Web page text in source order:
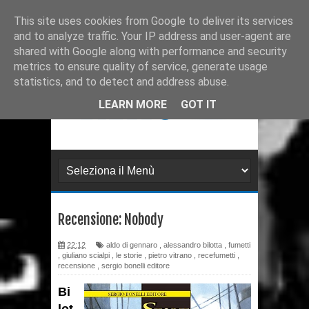
Ultimissime Recensione: Matana 3
Recensione: Julia 273
Recensione: Superman: Stagioni
Recensione: H.P. Lovecraft - I
gatti di Ulthar e altri racconti
Recensione: Il Segreto di
Leonardo da Paperdinci
Recensione: Nobody
22:12 aldo di gennaro , alessandro bilotta , fumetti
, giuliano scialpi , le storie , pietro vitrano , recefumetti ,
recensione , sergio bonelli editore
Bi
This site uses cookies from Google to deliver its services
and to analyze traffic. Your IP address and user-agent are
shared with Google along with performance and security
metrics to ensure quality of service, generate usage
statistics, and to detect and address abuse.
LEARN MORE
GOT IT